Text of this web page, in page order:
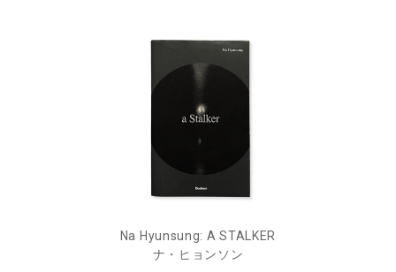
Na Hyunsung: A STALKER
ナ・ヒョンソン